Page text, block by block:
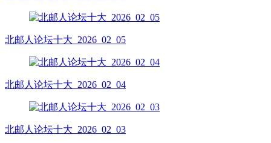
北邮人论坛十大_2026_02_05
北邮人论坛十大_2026_02_04
北邮人论坛十大_2026_02_03